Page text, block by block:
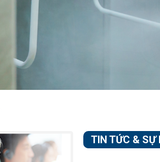
TIN TỨC & SỰ